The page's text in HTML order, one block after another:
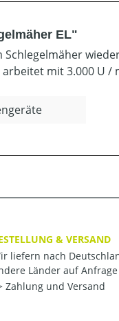
EL"
mit 3.000 U
& VERSAND
liefern nach
Länder auf Anfrage
Zahlung und Versand